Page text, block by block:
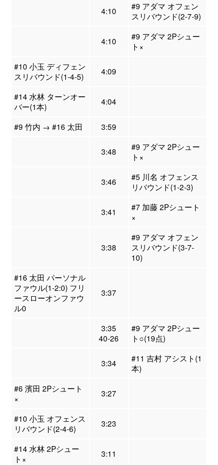
4:10
#9 アダマ オフェン
スリバウンド(2-7-9)
4:10
#9 アダマ 2Pシュー
ト×
#10 小玉 ディフェン
スリバウンド(1-4-5)
4:09
#14 水林 ターンオー
バー(1本)
4:04
#9 竹内 → #16 太田 3:59
3:48
#9 アダマ 2Pシュー
ト×
3:46
#5 川名 オフェンス
リバウンド(1-2-3)
3:41
#7 加藤 2Pシュート
×
3:38
#9 アダマ オフェン
スリバウンド(3-7-
10)
#16 太田 パーソナル
ファウル(1-2:0) フリ
ースローオンファウ
ル0
3:37
3:35
40-26
#9 アダマ 2Pシュー
ト○(19点)
3:34
#11 吉村 アシスト(1
本)
#6 濱田 2Pシュート
×
3:27
#10 小玉 オフェンス
リバウンド(2-4-6)
3:23
#14 水林 2Pシュー
ト×
3:11